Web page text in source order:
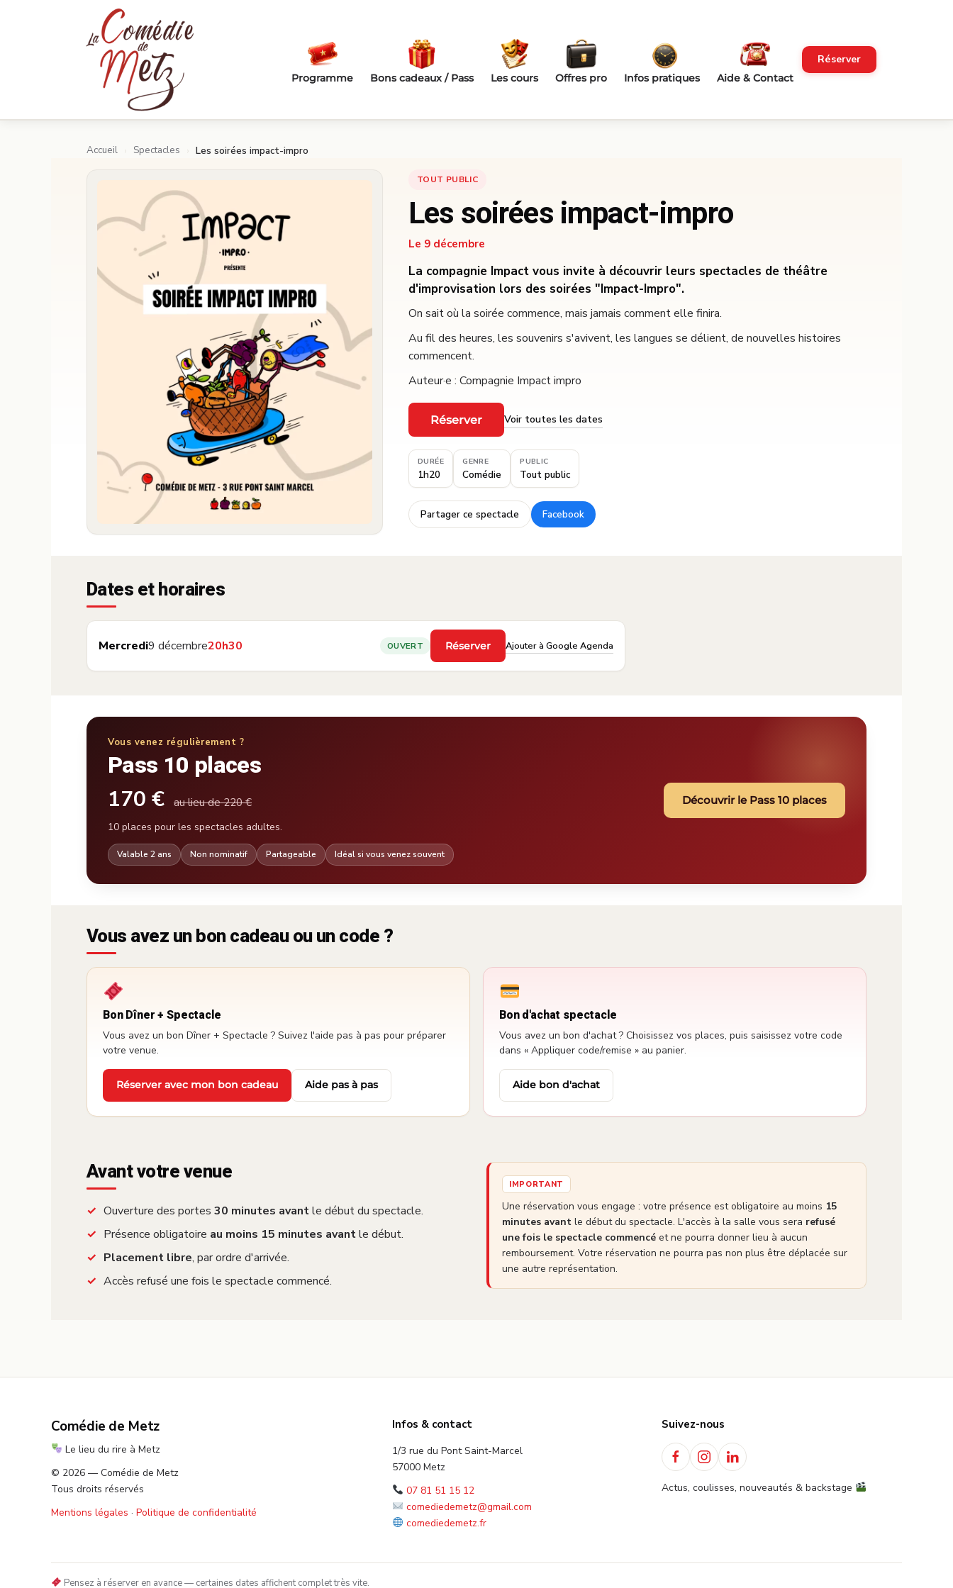
Passer au contenu principal
Programme Bons cadeaux / Pass Les cours Offres pro Infos pratiques Aide & Contact
Réserver
Accueil Spectacles Les soirées impact-impro
TOUT PUBLIC
Les soirées impact-impro
Le 9 décembre
La compagnie Impact vous invite à découvrir leurs spectacles de théâtre
d'improvisation lors des soirées "Impact-Impro".
On sait où la soirée commence, mais jamais comment elle finira.
Au fil des heures, les souvenirs s'avivent, les langues se délient, de nouvelles histoires
commencent.
Auteur·e : Compagnie Impact impro
Réserver
·
Voir toutes les dates
DURÉE
1h20
GENRE
Comédie
PUBLIC
Tout public
Partager ce spectacle
·
Facebook
Dates et horaires
Mercredi9 décembre20h30 OUVERT Réserver
·
Ajouter à Google Agenda
Vous venez régulièrement ?
Pass 10 places
170 € au lieu de 220 €
10 places pour les spectacles adultes.
Valable 2 ans Non nominatif Partageable Idéal si vous venez souvent
Découvrir le Pass 10 places
Vous avez un bon cadeau ou un code ?
Bon Dîner + Spectacle
Vous avez un bon Dîner + Spectacle ? Suivez l'aide pas à pas pour préparer
votre venue.
Réserver avec mon bon cadeau
·
Aide pas à pas
Bon d'achat spectacle
Vous avez un bon d'achat ? Choisissez vos places, puis saisissez votre code
dans « Appliquer code/remise » au panier.
Aide bon d'achat
Avant votre venue
Ouverture des portes 30 minutes avantle début du spectacle.
Présence obligatoire au moins 15 minutes avantle début.
Placement libre, par ordre d'arrivée.
Accès refusé une fois le spectacle commencé.
IMPORTANT
Une réservation vous engage : votre présence est obligatoire au moins 15
minutes avant le début du spectacle. L'accès à la salle vous sera refusé
une fois le spectacle commencé et ne pourra donner lieu à aucun
remboursement. Votre réservation ne pourra pas non plus être déplacée sur
une autre représentation.
Comédie de Metz
Le lieu du rire à Metz
© 2026 — Comédie de Metz
Tous droits réservés
Mentions légales · Politique de confidentialité
Infos & contact
1/3 rue du Pont Saint-Marcel
57000 Metz
07 81 51 15 12
comediedemetz@gmail.com
comediedemetz.fr
Suivez-nous
Actus, coulisses, nouveautés & backstage
Pensez à réserver en avance — certaines dates affichent complet très vite.